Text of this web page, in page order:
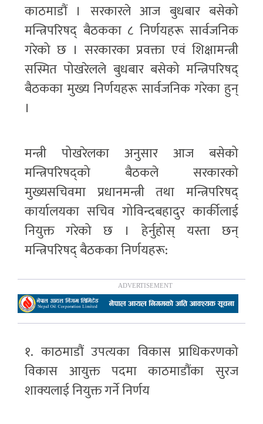
काठमाडौं । सरकारले आज बुधबार बसेको
मन्त्रिपरिषद् बैठकका ८ निर्णयहरू सार्वजनिक
गरेको छ । सरकारका प्रवक्ता एवं शिक्षामन्त्री
सस्मित पोखरेलले बुधबार बसेको मन्त्रिपरिषद्
बैठकका मुख्य निर्णयहरू सार्वजनिक गरेका हुन्
।
मन्त्री पोखरेलका अनुसार आज बसेको
मन्त्रिपरिषद्को बैठकले सरकारको
मुख्यसचिवमा प्रधानमन्त्री तथा मन्त्रिपरिषद्
कार्यालयका सचिव गोविन्दबहादुर कार्कीलाई
नियुक्त गरेको छ । हेर्नुहोस् यस्ता छन्
मन्त्रिपरिषद् बैठकका निर्णयहरू:
१. काठमाडौं उपत्यका विकास प्राधिकरणको
विकास आयुक्त पदमा काठमाडौंका सुरज
शाक्यलाई नियुक्त गर्ने निर्णय